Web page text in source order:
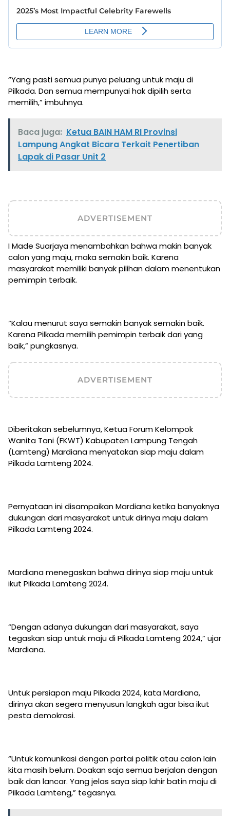
“Yang pasti semua punya peluang untuk maju di
Pilkada. Dan semua mempunyai hak dipilih serta
memilih,” imbuhnya.
Baca juga: Ketua BAIN HAM RI Provinsi
Lampung Angkat Bicara Terkait Penertiban
Lapak di Pasar Unit 2
ADVERTISEMENT
I Made Suarjaya menambahkan bahwa makin banyak
calon yang maju, maka semakin baik. Karena
masyarakat memiliki banyak pilihan dalam menentukan
pemimpin terbaik.
“Kalau menurut saya semakin banyak semakin baik.
Karena Pilkada memilih pemimpin terbaik dari yang
baik,” pungkasnya.
ADVERTISEMENT
Diberitakan sebelumnya, Ketua Forum Kelompok
Wanita Tani (FKWT) Kabupaten Lampung Tengah
(Lamteng) Mardiana menyatakan siap maju dalam
Pilkada Lamteng 2024.
Pernyataan ini disampaikan Mardiana ketika banyaknya
dukungan dari masyarakat untuk dirinya maju dalam
Pilkada Lamteng 2024.
Mardiana menegaskan bahwa dirinya siap maju untuk
ikut Pilkada Lamteng 2024.
“Dengan adanya dukungan dari masyarakat, saya
tegaskan siap untuk maju di Pilkada Lamteng 2024,” ujar
Mardiana.
Untuk persiapan maju Pilkada 2024, kata Mardiana,
dirinya akan segera menyusun langkah agar bisa ikut
pesta demokrasi.
“Untuk komunikasi dengan partai politik atau calon lain
kita masih belum. Doakan saja semua berjalan dengan
baik dan lancar. Yang jelas saya siap lahir batin maju di
Pilkada Lamteng,” tegasnya.